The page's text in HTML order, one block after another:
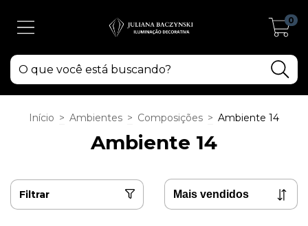
0
Início > Ambientes > Composições > Ambiente 14
Ambiente 14
Filtrar